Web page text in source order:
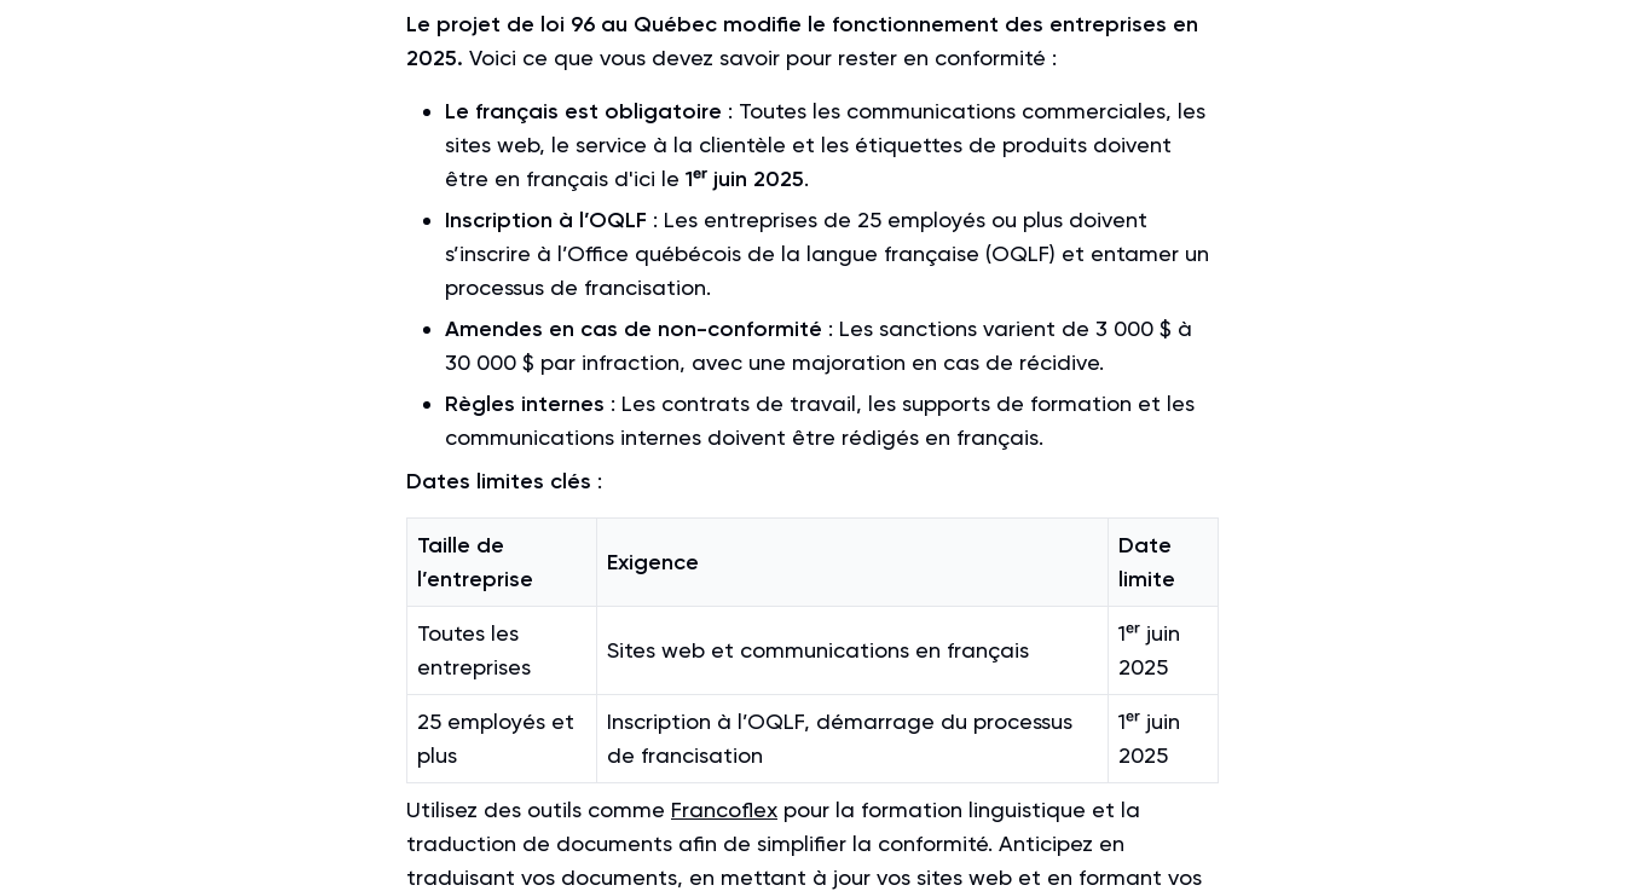
Le projet de loi 96 au Québec modifie le fonctionnement des entreprises en
2025. Voici ce que vous devez savoir pour rester en conformité :
Le français est obligatoire : Toutes les communications commerciales, les
sites web, le service à la clientèle et les étiquettes de produits doivent
être en français d'ici le 1ᵉʳ juin 2025.
Inscription à l’OQLF : Les entreprises de 25 employés ou plus doivent
s’inscrire à l’Office québécois de la langue française (OQLF) et entamer un
processus de francisation.
Amendes en cas de non-conformité : Les sanctions varient de 3 000 $ à
30 000 $ par infraction, avec une majoration en cas de récidive.
Règles internes : Les contrats de travail, les supports de formation et les
communications internes doivent être rédigés en français.
Dates limites clés :
Taille de
l’entreprise
Exigence
Date
limite
Toutes les
entreprises
Sites web et communications en français
1ᵉʳ juin
2025
25 employés et
plus
Inscription à l’OQLF, démarrage du processus
de francisation
1ᵉʳ juin
2025
Utilisez des outils comme Francoflex pour la formation linguistique et la
traduction de documents afin de simplifier la conformité. Anticipez en
traduisant vos documents, en mettant à jour vos sites web et en formant vos